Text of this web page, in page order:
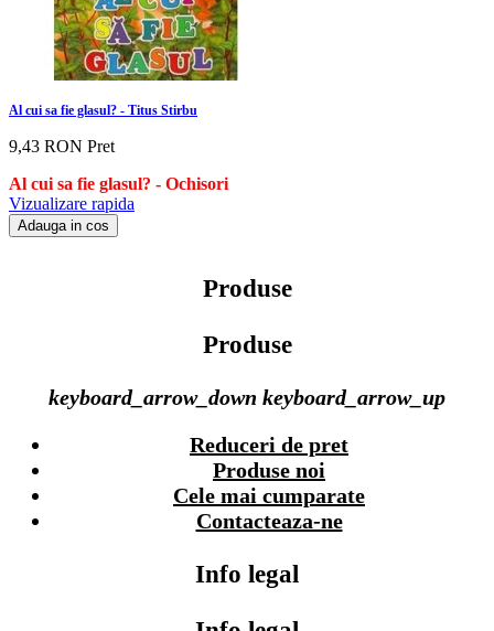
Al cui sa fie glasul? - Titus Stirbu
9,43 RON Pret
Al cui sa fie glasul? - Ochisori
Vizualizare rapida
Adauga in cos
Produse
Produse
keyboard_arrow_down keyboard_arrow_up
Reduceri de pret
Produse noi
Cele mai cumparate
Contacteaza-ne
Info legal